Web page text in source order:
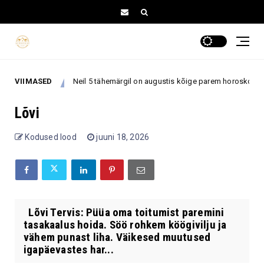
VIIMASED
Armastus Neil 5 tähemärgil on augustis kõige parem horoskoop –
Lõvi
Kodused lood juuni 18, 2026
Lõvi Tervis: Püüa oma toitumist paremini
tasakaalus hoida. Söö rohkem köögivilju ja
vähem punast liha. Väikesed muutused
igapäevastes har...